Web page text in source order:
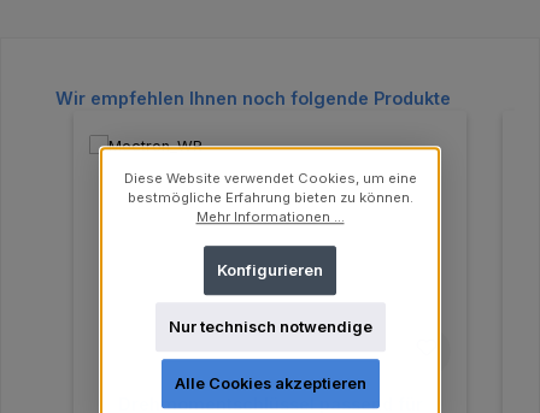
Produktgalerie überspringen
Wir empfehlen Ihnen noch folgende Produkte
Drehmomentschlüssel passend für
Diese Website verwendet Cookies, um eine
bestmögliche Erfahrung bieten zu können.
Mehr Informationen ...
Nur technisch notwendige
Konfigurieren
Alle Cookies akzeptieren